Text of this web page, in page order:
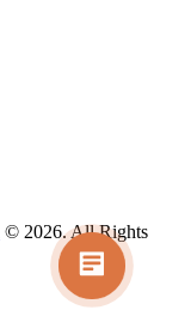
© 2026. All Rights